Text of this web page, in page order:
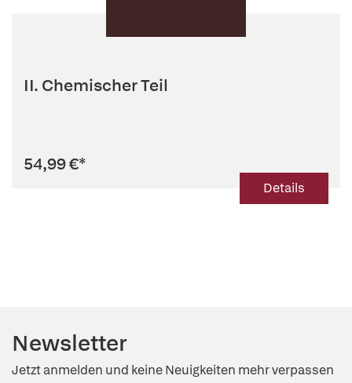
II. Chemischer Teil
54,99 €*
Details
Newsletter
Jetzt anmelden und keine Neuigkeiten mehr verpassen